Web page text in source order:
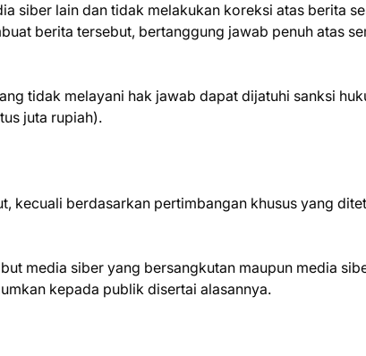
siber lain dan tidak melakukan koreksi atas berita
berita tersebut, bertanggung jawab penuh atas
tidak melayani hak jawab dapat dijatuhi sanksi
juta rupiah).
kecuali berdasarkan pertimbangan khusus yang
media siber yang bersangkutan maupun media
kepada publik disertai alasannya.